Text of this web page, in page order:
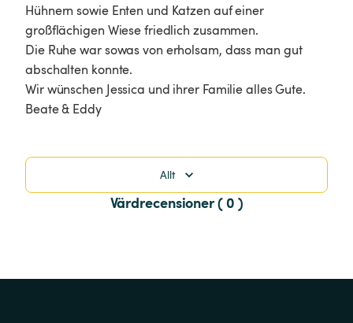
Hühnern sowie Enten und Katzen auf einer
großflächigen Wiese friedlich zusammen.
Die Ruhe war sowas von erholsam, dass man gut
abschalten konnte.
Wir wünschen Jessica und ihrer Familie alles Gute.
Beate & Eddy
Allt
Värdrecensioner ( 0 )